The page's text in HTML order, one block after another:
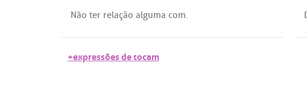
Não ter relação alguma com.
+expressões de tocam